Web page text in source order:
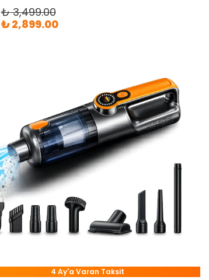
₺ 3,499.00
₺ 2,899.00
4 Ay'a Varan Taksit